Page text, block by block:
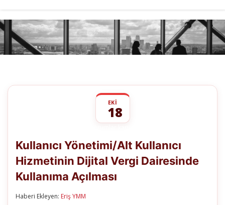
EKI
18
Kullanıcı
Hizmetinin
Dijital
Dairesinde
Kullanıcı Yönetimi/Alt Kullanıcı
Hizmetinin Dijital Vergi Dairesinde
Kullanıma Açılması
Haberi Ekleyen: Eriş YMM